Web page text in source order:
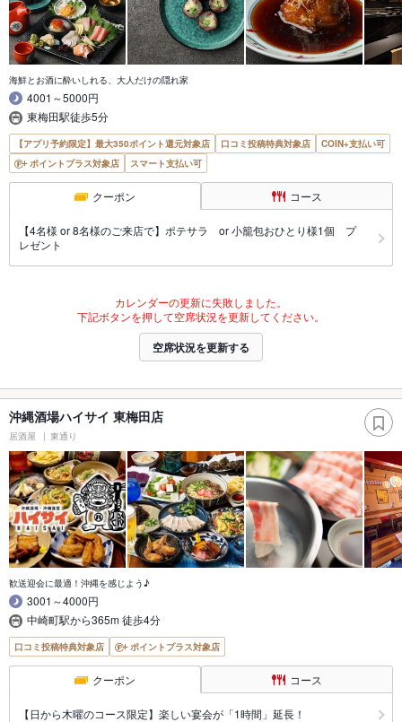
海鮮とお酒に酔いしれる、大人だけの隠れ家
4001～5000円
東梅田駅徒歩5分
【アプリ予約限定】最大350ポイント還元対象店 口コミ投稿特典対象店
COIN+支払い可
ポイントプラス対象店
スマート支払い可
クーポン コース
【4名様 or 8名様のご来店で】ポテサラ or 小籠包おひとり様1個 プ
レゼント
カレンダーの更新に失敗しました。
下記ボタンを押して空席状況を更新してください。
空席状況を更新する
沖縄酒場ハイサイ 東梅田店
居酒屋 東通り
歓送迎会に最適！沖縄を感じよう♪
3001～4000円
中崎町駅から365m 徒歩4分
口コミ投稿特典対象店 ポイントプラス対象店
クーポン コース
【日から木曜のコース限定】楽しい宴会が「1時間」延長！